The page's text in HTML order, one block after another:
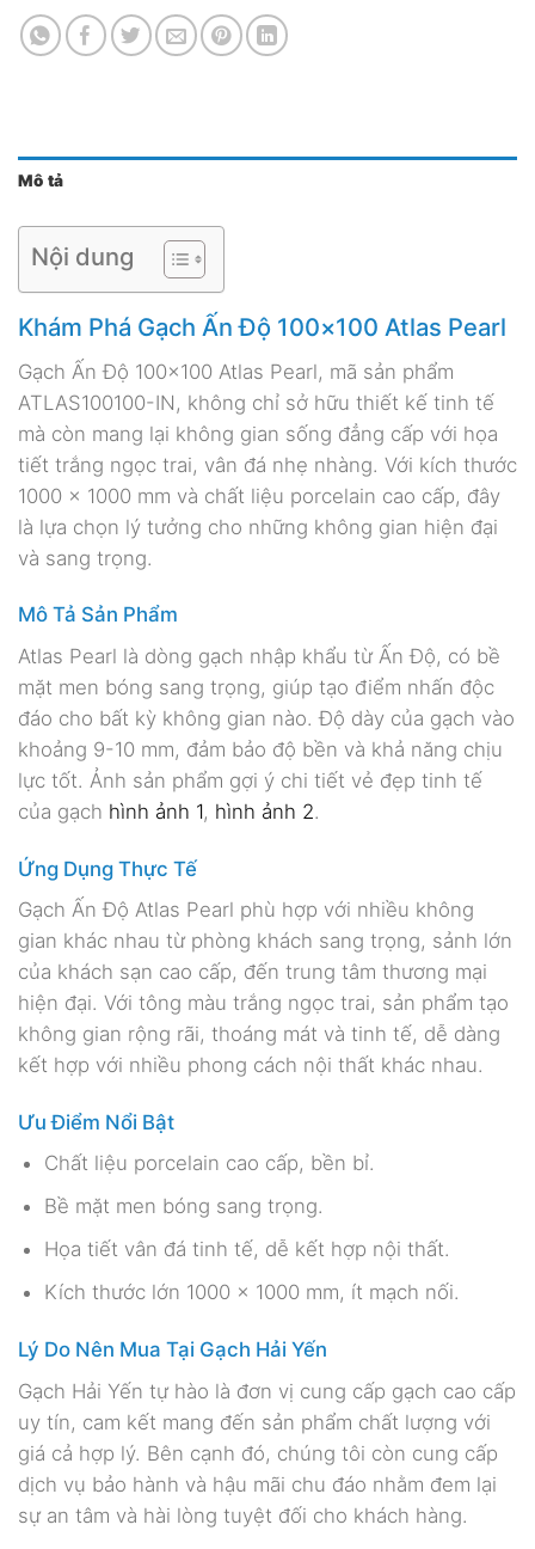
Mô tả
Nội dung
Khám Phá Gạch Ấn Độ 100×100 Atlas Pearl
Gạch Ấn Độ 100×100 Atlas Pearl, mã sản phẩm
ATLAS100100-IN, không chỉ sở hữu thiết kế tinh tế
mà còn mang lại không gian sống đẳng cấp với họa
tiết trắng ngọc trai, vân đá nhẹ nhàng. Với kích thước
1000 x 1000 mm và chất liệu porcelain cao cấp, đây
là lựa chọn lý tưởng cho những không gian hiện đại
và sang trọng.
Mô Tả Sản Phẩm
Atlas Pearl là dòng gạch nhập khẩu từ Ấn Độ, có bề
mặt men bóng sang trọng, giúp tạo điểm nhấn độc
đáo cho bất kỳ không gian nào. Độ dày của gạch vào
khoảng 9-10 mm, đảm bảo độ bền và khả năng chịu
lực tốt. Ảnh sản phẩm gợi ý chi tiết vẻ đẹp tinh tế
của gạch hình ảnh 1, hình ảnh 2.
Ứng Dụng Thực Tế
Gạch Ấn Độ Atlas Pearl phù hợp với nhiều không
gian khác nhau từ phòng khách sang trọng, sảnh lớn
của khách sạn cao cấp, đến trung tâm thương mại
hiện đại. Với tông màu trắng ngọc trai, sản phẩm tạo
không gian rộng rãi, thoáng mát và tinh tế, dễ dàng
kết hợp với nhiều phong cách nội thất khác nhau.
Ưu Điểm Nổi Bật
Chất liệu porcelain cao cấp, bền bỉ.
Bề mặt men bóng sang trọng.
Họa tiết vân đá tinh tế, dễ kết hợp nội thất.
Kích thước lớn 1000 x 1000 mm, ít mạch nối.
Lý Do Nên Mua Tại Gạch Hải Yến
Gạch Hải Yến tự hào là đơn vị cung cấp gạch cao cấp
uy tín, cam kết mang đến sản phẩm chất lượng với
giá cả hợp lý. Bên cạnh đó, chúng tôi còn cung cấp
dịch vụ bảo hành và hậu mãi chu đáo nhằm đem lại
sự an tâm và hài lòng tuyệt đối cho khách hàng.